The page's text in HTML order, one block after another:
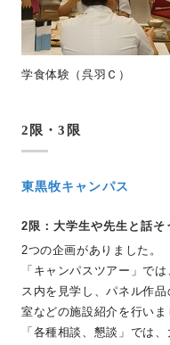
学食体験（呉羽Ｃ）
2限・3 限
東黒牧キャンパス
2限：大学生や先生と話そ
2つの企画がありました。
「キャンパスツアー」で
ス内を見学し、パネル作
室などの施設紹介を行いま
「各種相談、懇談」では